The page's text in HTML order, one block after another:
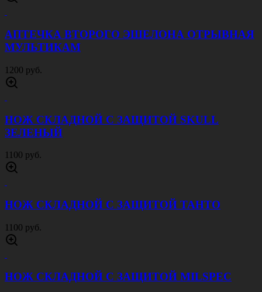
АПТЕЧКА ВТОРОГО ЭШЕЛОНА ОТРЫВНАЯ
МУЛЬТИКАМ
1200 руб.
НОЖ СКЛАДНОЙ С ЗАЩИТОЙ SKULL
ЗЕЛЕНЫЙ
1100 руб.
НОЖ СКЛАДНОЙ С ЗАЩИТОЙ ТАНТО
1100 руб.
НОЖ СКЛАДНОЙ С ЗАЩИТОЙ MILSPEC